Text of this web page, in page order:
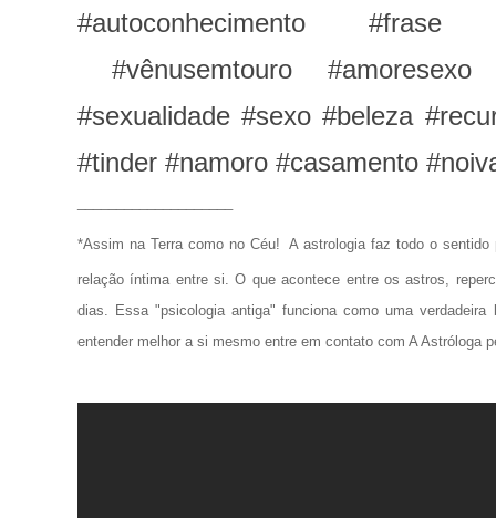
#autoconhecimento #frase
#vênusemtouro #amoresexo
#sexualidade #sexo #beleza
#tinder #namoro #casamento
*Assim na Terra como no Céu! A astrologia faz todo o
relação íntima entre si. O que acontece entre os astros,
dias. Essa "psicologia antiga" funciona como uma
entender melhor a si mesmo entre em contato com A Astróloga